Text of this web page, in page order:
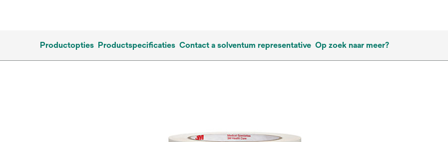
Productopties Productspecificaties Contact a solventum representative Op zoek naar meer?